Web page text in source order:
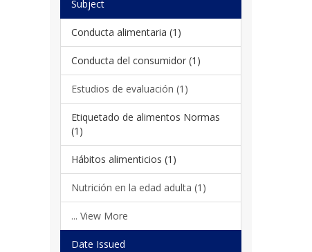
Subject
Conducta alimentaria (1)
Conducta del consumidor (1)
Estudios de evaluación (1)
Etiquetado de alimentos Normas
(1)
Hábitos alimenticios (1)
Nutrición en la edad adulta (1)
... View More
Date Issued